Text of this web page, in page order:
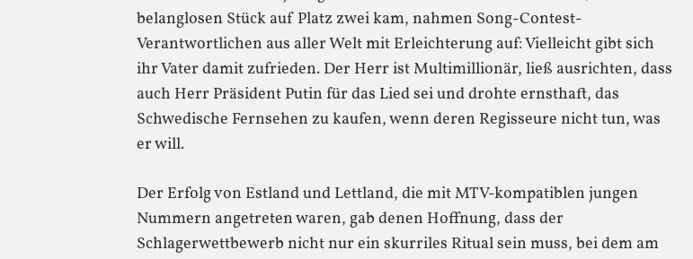
belanglosen Stück auf Platz zwei kam, nahmen Song-Contest-
Verantwortlichen aus aller Welt mit Erleichterung auf: Vielleicht gibt sich
ihr Vater damit zufrieden. Der Herr ist Multimillionär, ließ ausrichten, dass
auch Herr Präsident Putin für das Lied sei und drohte ernsthaft, das
Schwedische Fernsehen zu kaufen, wenn deren Regisseure nicht tun, was
er will.
Der Erfolg von Estland und Lettland, die mit MTV-kompatiblen jungen
Nummern angetreten waren, gab denen Hoffnung, dass der
Schlagerwettbewerb nicht nur ein skurriles Ritual sein muss, bei dem am